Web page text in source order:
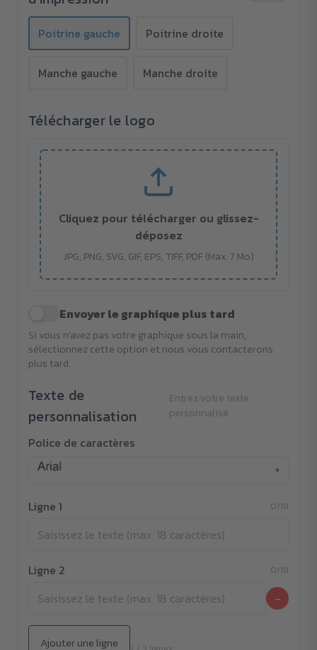
Poitrine gauche Poitrine droite
Manche gauche Manche droite
Télécharger le logo
Cliquez pour télécharger ou glissez-
déposez
JPG, PNG, SVG, GIF, EPS, TIFF, PDF (Max. 7 Mo)
Envoyer le graphique plus tard
Si vous n'avez pas votre graphique sous la main,
sélectionnez cette option et nous vous contacterons
plus tard.
Texte de
personnalisation
Entrez votre texte
personnalisé
Police de caractères
▾
Ligne 1 0/18
Ligne 2 0/18
−
Ajouter une ligne